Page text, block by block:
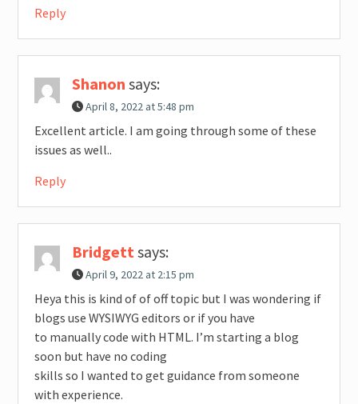
Reply
Shanon says:
April 8, 2022 at 5:48 pm
Excellent article. I am going through some of these
issues as well..
Reply
Bridgett says:
April 9, 2022 at 2:15 pm
Heya this is kind of of off topic but I was wondering if
blogs use WYSIWYG editors or if you have
to manually code with HTML. I’m starting a blog
soon but have no coding
skills so I wanted to get guidance from someone
with experience.